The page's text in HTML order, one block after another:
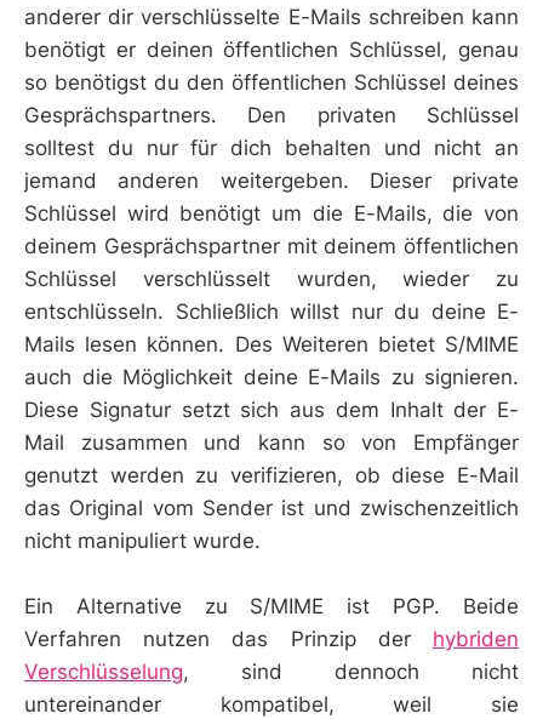
anderer dir verschlüsselte E-Mails schreiben kann
benötigt er deinen öffentlichen Schlüssel, genau
so benötigst du den öffentlichen Schlüssel deines
Gesprächspartners. Den privaten Schlüssel
solltest du nur für dich behalten und nicht an
jemand anderen weitergeben. Dieser private
Schlüssel wird benötigt um die E-Mails, die von
deinem Gesprächspartner mit deinem öffentlichen
Schlüssel verschlüsselt wurden, wieder zu
entschlüsseln. Schließlich willst nur du deine E-
Mails lesen können. Des Weiteren bietet S/MIME
auch die Möglichkeit deine E-Mails zu signieren.
Diese Signatur setzt sich aus dem Inhalt der E-
Mail zusammen und kann so von Empfänger
genutzt werden zu verifizieren, ob diese E-Mail
das Original vom Sender ist und zwischenzeitlich
nicht manipuliert wurde.
Ein Alternative zu S/MIME ist PGP. Beide
Verfahren nutzen das Prinzip der hybriden
Verschlüsselung, sind dennoch nicht
untereinander kompatibel, weil sie